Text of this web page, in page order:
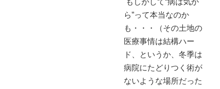
ら”って本当なのか
も・・・（その土地の
医療事情は結構ハー
ド、というか、冬季は
病院にたどりつく術が
ないような場所だった